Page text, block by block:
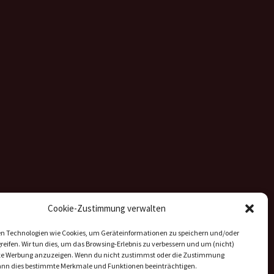
Cookie-Zustimmung verwalten
Technologien wie Cookies, um Geräteinformationen zu speichern und/oder
Wir tun dies, um das Browsing-Erlebnis zu verbessern und um (nicht)
Werbung anzuzeigen. Wenn du nicht zustimmst oder die Zustimmung
dies bestimmte Merkmale und Funktionen beeinträchtigen.